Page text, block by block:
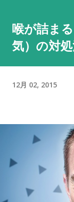
喉が詰ま
気）の対
12月 02, 2015